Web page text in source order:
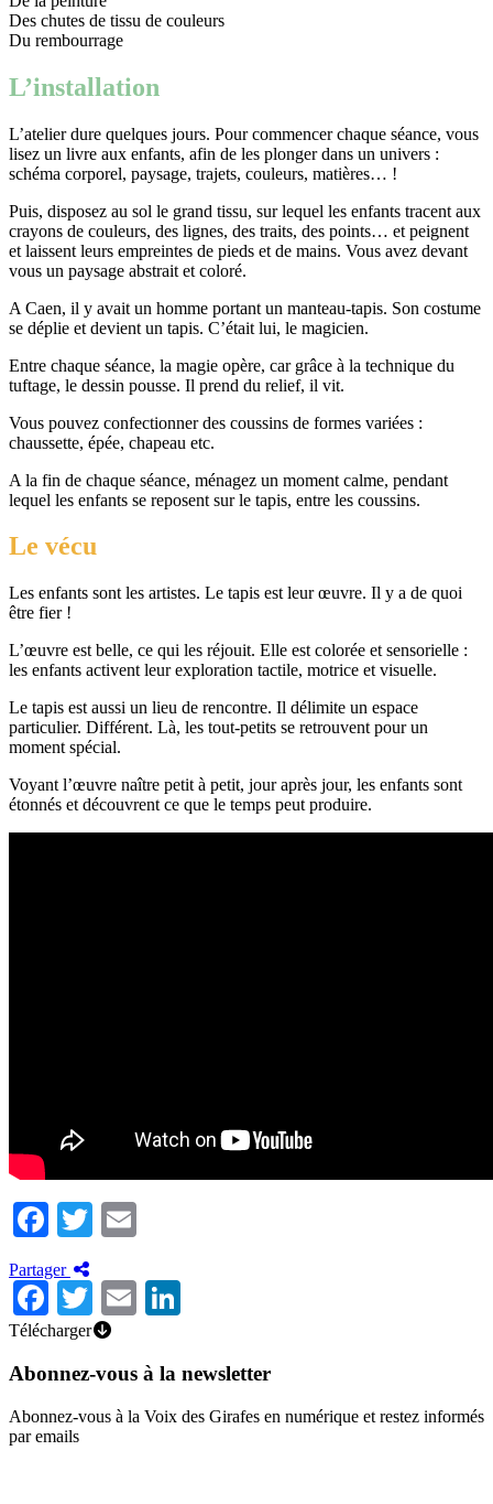
Des chutes de tissu de couleurs
Du rembourrage
L’installation
L’atelier dure quelques jours. Pour commencer chaque séance, vous
lisez un livre aux enfants, afin de les plonger dans un univers :
schéma corporel, paysage, trajets, couleurs, matières… !
Puis, disposez au sol le grand tissu, sur lequel les enfants tracent aux
crayons de couleurs, des lignes, des traits, des points… et peignent
et laissent leurs empreintes de pieds et de mains. Vous avez devant
vous un paysage abstrait et coloré.
A Caen, il y avait un homme portant un manteau-tapis. Son costume
se déplie et devient un tapis. C’était lui, le magicien.
Entre chaque séance, la magie opère, car grâce à la technique du
tuftage, le dessin pousse. Il prend du relief, il vit.
Vous pouvez confectionner des coussins de formes variées :
chaussette, épée, chapeau etc.
A la fin de chaque séance, ménagez un moment calme, pendant
lequel les enfants se reposent sur le tapis, entre les coussins.
Le vécu
Les enfants sont les artistes. Le tapis est leur œuvre. Il y a de quoi
être fier !
L’œuvre est belle, ce qui les réjouit. Elle est colorée et sensorielle :
les enfants activent leur exploration tactile, motrice et visuelle.
Le tapis est aussi un lieu de rencontre. Il délimite un espace
particulier. Différent. Là, les tout-petits se retrouvent pour un
moment spécial.
Voyant l’œuvre naître petit à petit, jour après jour, les enfants sont
étonnés et découvrent ce que le temps peut produire.
Facebook
Twitter
Partager
Facebook
TwitterEmail
Télécharger
Abonnez-vous à la newsletter
Abonnez-vous à la Voix des Girafes en numérique et restez informés
par emails